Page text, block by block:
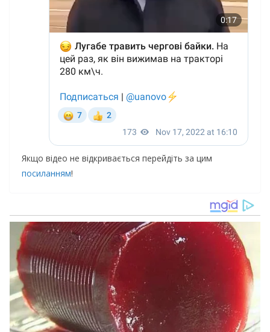
Якщо відео не відкривається перейдіть за цим
посиланням!